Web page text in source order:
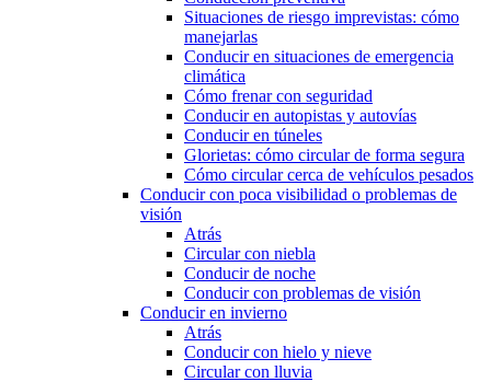
Situaciones de riesgo imprevistas: cómo
manejarlas
Conducir en situaciones de emergencia
climática
Cómo frenar con seguridad
Conducir en autopistas y autovías
Conducir en túneles
Glorietas: cómo circular de forma segura
Cómo circular cerca de vehículos pesados
Conducir con poca visibilidad o problemas de
visión
Atrás
Circular con niebla
Conducir de noche
Conducir con problemas de visión
Conducir en invierno
Atrás
Conducir con hielo y nieve
Circular con lluvia